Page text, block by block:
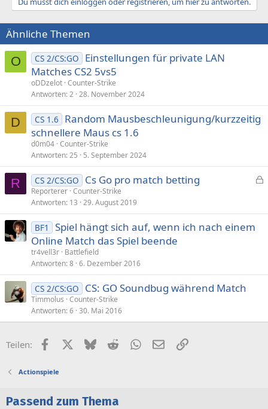
Ähnliche Themen
O CS 2/CS:GO
Einstellungen für private LAN
Matches CS2 5vs5
oDDzelot Counter-Strike
Antworten 2 28. November 2024
D CS 1.6
Random Mausbeschleunigung/kurzzeitig
schnellere Maus cs 1.6
d0m04 Counter-Strike
Antworten 25 5. September 2024
R
p
CS 2/CS:GO Cs Go pro match betting
Reporterer Counter-Strike
Antworten 13 29. August 2019
BF1
Spiel hängt sich auf, wenn ich nach einem
Online Match das Spiel beende
tr4vell3r Battlefield
Antworten 8 6. Dezember 2016
CS 2/CS:GO CS: GO Soundbug während Match
Timmolus Counter-Strike
Antworten 6 30. Mai 2016
Teilen: FacebookX (Twitter)
BlueskyRedditWhatsApp
E-MailLink
Actionspiele
Passend zum Thema